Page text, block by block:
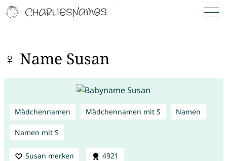
♀ Name Susan
Mädchennamen Mädchennamen mit S Namen
Namen mit S
Susan merken 4921